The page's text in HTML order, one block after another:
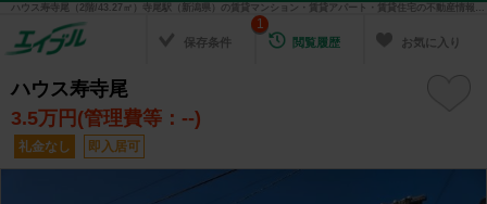
ハウス寿寺尾（2階/43.27㎡）寺尾駅（新潟県）の賃貸マンション・賃貸アパート・賃貸住宅の不動産情報を検索！ 不動産賃貸の物件探しは、お部屋探しのエイブル
保存条件 閲覧履歴
1
お気に入り
ハウス寿寺尾
3.5万円(管理費等：--)
礼金なし 即入居可